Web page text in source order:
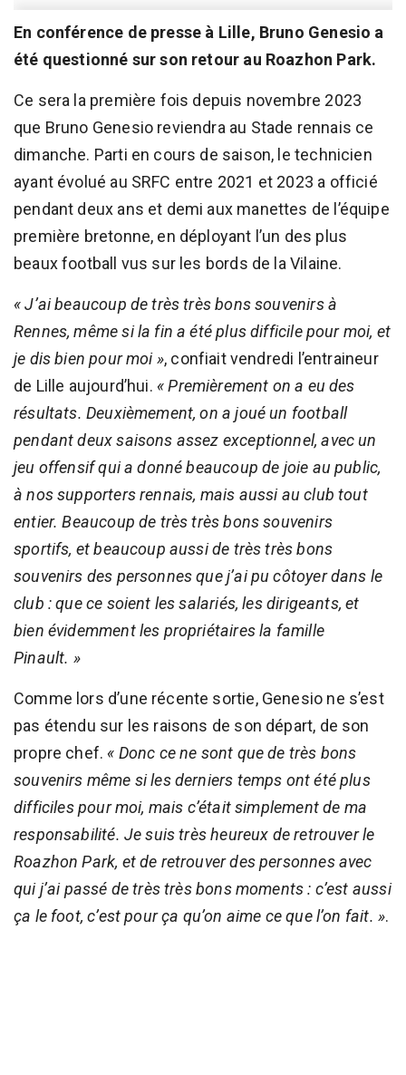
En conférence de presse à Lille, Bruno Genesio a
été questionné sur son retour au Roazhon Park.
Ce sera la première fois depuis novembre 2023
que Bruno Genesio reviendra au Stade rennais ce
dimanche. Parti en cours de saison, le technicien
ayant évolué au SRFC entre 2021 et 2023 a officié
pendant deux ans et demi aux manettes de l’équipe
première bretonne, en déployant l’un des plus
beaux football vus sur les bords de la Vilaine.
« J’ai beaucoup de très très bons souvenirs à
Rennes, même si la fin a été plus difficile pour moi, et
je dis bien pour moi », confiait vendredi l’entraineur
de Lille aujourd’hui. « Premièrement on a eu des
résultats. Deuxièmement, on a joué un football
pendant deux saisons assez exceptionnel, avec un
jeu offensif qui a donné beaucoup de joie au public,
à nos supporters rennais, mais aussi au club tout
entier. Beaucoup de très très bons souvenirs
sportifs, et beaucoup aussi de très très bons
souvenirs des personnes que j’ai pu côtoyer dans le
club : que ce soient les salariés, les dirigeants, et
bien évidemment les propriétaires la famille
Pinault. »
Comme lors d’une récente sortie, Genesio ne s’est
pas étendu sur les raisons de son départ, de son
propre chef. « Donc ce ne sont que de très bons
souvenirs même si les derniers temps ont été plus
difficiles pour moi, mais c’était simplement de ma
responsabilité. Je suis très heureux de retrouver le
Roazhon Park, et de retrouver des personnes avec
qui j’ai passé de très très bons moments : c’est aussi
ça le foot, c’est pour ça qu’on aime ce que l’on fait. ».